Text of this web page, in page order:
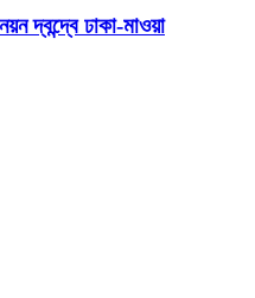
দ্বন্দ্বে ঢাকা-মাওয়া